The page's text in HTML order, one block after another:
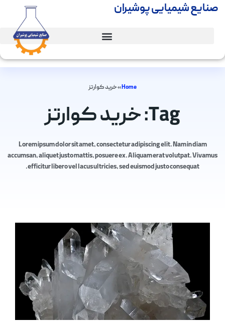
صنایع شیمیایی پوشیران
Home
»خرید کوارتز
Tag: خرید کوارتز
Lorem ipsum dolor sit amet, consectetur adipiscing elit. Nam in diam
accumsan, aliquet justo mattis, posuere ex. Aliquam erat volutpat. Vivamus
efficitur libero vel lacus ultricies, sed euismod justo consequat.